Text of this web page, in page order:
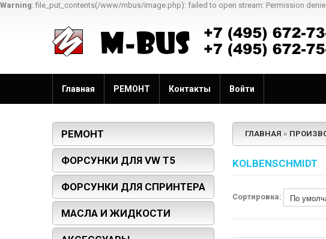
Warning: file_put_contents(/www/mbus/image.php): failed to open stream: Permission
Главная РЕМОНТ Контакты Войти
РЕМОНТ
ФОРСУНКИ ДЛЯ VW T5
ФОРСУНКИ ДЛЯ СПРИНТЕРА
МАСЛА И ЖИДКОСТИ
ГЛАВНАЯ »
KOLBENSCHMIDT
Сортировка: